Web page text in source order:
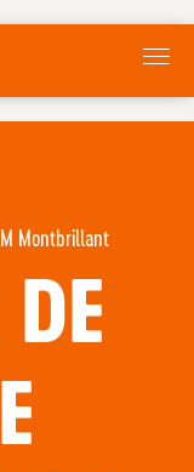
Montbrillant